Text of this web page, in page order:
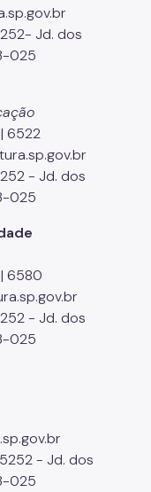
Jd. dos
025
6522
- Jd. dos
025
6580
- Jd. dos
025
- Jd. dos
025